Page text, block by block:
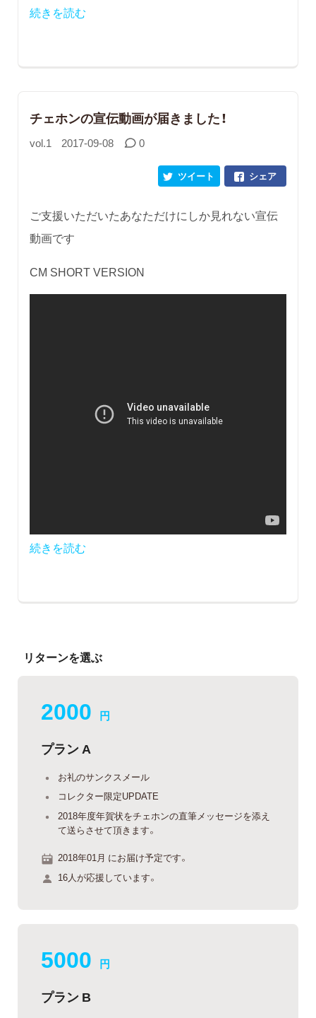
続きを読む
チェホンの宣伝動画が届きました！
vol.1 2017-09-08 0
シェア
ツイート
ご支援いただいたあなただけにしか見れない宣伝
動画です
CM SHORT VERSION
続きを読む
リターンを選ぶ
2000 円
プラン A
お礼のサンクスメール
コレクター限定UPDATE
2018年度年賀状をチェホンの直筆メッセージを添え
て送らさせて頂きます。
2018年01月 にお届け予定です。
16人が応援しています。
5000 円
プラン B